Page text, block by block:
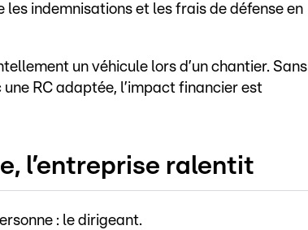
indemnisations et les frais de défense en
un véhicule lors d’un chantier. Sans
RC adaptée, l’impact financier est
l’entreprise ralentit
: le dirigeant.